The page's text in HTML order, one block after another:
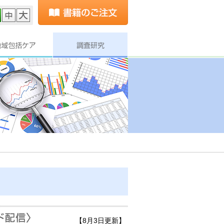
【8月3日更新】